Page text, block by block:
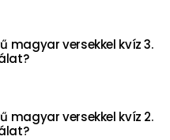
magyar versekkel kvíz 3.
magyar versekkel kvíz 2.